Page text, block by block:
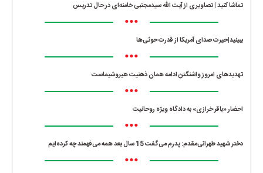
تماشا کنید | تصاویری از آیت الله سیدمجتبی خامنه‌ای در حال تدریس
•••
ببینید|حیرت صدای آمریکا از قدرت حوثی‌ها
•••
تهدیدهای امروز واشنگتن ادامه همان ذهنیت هیروشیماست
•••
احضار «باقر خرازی» به دادگاه ویژه روحانیت
•••
دختر شهید طهرانی‌مقدم: پدرم می‌گفت 15 سال بعد همه می‌فهمند چه کرده‌ایم
•••